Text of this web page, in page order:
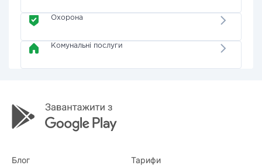
Охорона
Комунальні послуги
Блог Тарифи